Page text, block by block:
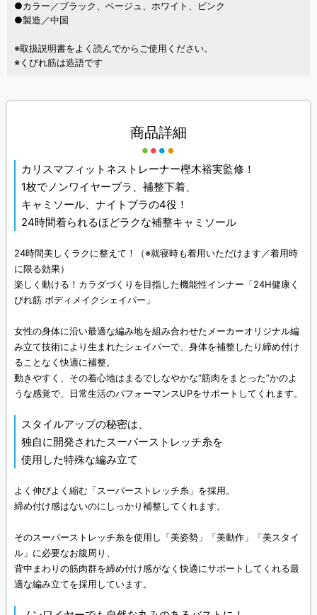
●カラー／ブラック、ベージュ、ホワイト、ピンク
●製造／中国
※取扱説明書をよく読んでからご使用ください。
※くびれ筋は造語です
商品詳細
カリスマフィットネストレーナー樫木裕実監修！
1枚でノンワイヤーブラ、補整下着、
キャミソール、ナイトブラの4役！
24時間着られるほどラクな補整キャミソール
24時間美しくラクに整えて！（※就寝時も着用いただけます／着用時
に限る効果）
楽しく動ける！カラダづくりを目指した機能性インナー「24H健康く
びれ筋 ボディメイクシェイパー」
女性の身体に沿い最適な編み地を組み合わせたメーカーオリジナル編
み立て技術により生まれたシェイパーで、身体を補整したり締め付け
ることなく快適に補整。
動きやすく、その着心地はまるでしなやかな“筋肉をまとった”かのよ
うな感覚で、日常生活のパフォーマンスUPをサポートしてくれます。
スタイルアップの秘密は、
独自に開発されたスーパーストレッチ糸を
使用した特殊な編み立て
よく伸びよく縮む「スーパーストレッチ糸」を採用。
締め付け感はないのにしっかり補整してくれます。
そのスーパーストレッチ糸を使用し「美姿勢」「美動作」「美スタイ
ル」に必要なお腹周り、
背中まわりの筋肉群を締め付け感がなく快適にサポートしてくれる最
適な編み立てを採用しています。